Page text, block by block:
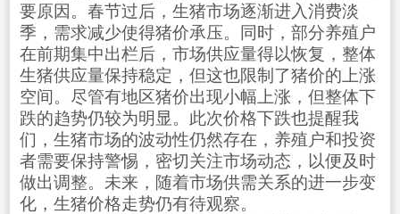
要原因。春节过后，生猪市场逐渐进入消费淡
季，需求减少使得猪价承压。同时，部分养殖户
在前期集中出栏后，市场供应量得以恢复，整体
生猪供应量保持稳定，但这也限制了猪价的上涨
空间。尽管有地区猪价出现小幅上涨，但整体下
跌的趋势仍较为明显。此次价格下跌也提醒我
们，生猪市场的波动性仍然存在，养殖户和投资
者需要保持警惕，密切关注市场动态，以便及时
做出调整。未来，随着市场供需关系的进一步变
化，生猪价格走势仍有待观察。